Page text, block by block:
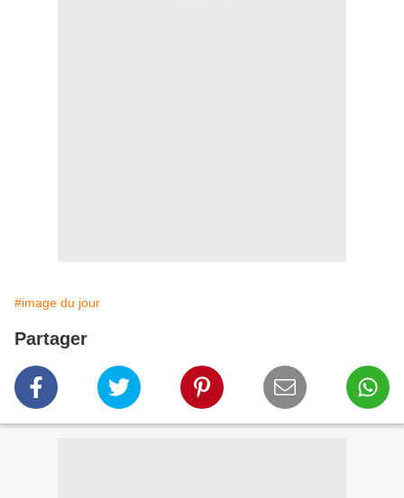
#image du jour
Partager